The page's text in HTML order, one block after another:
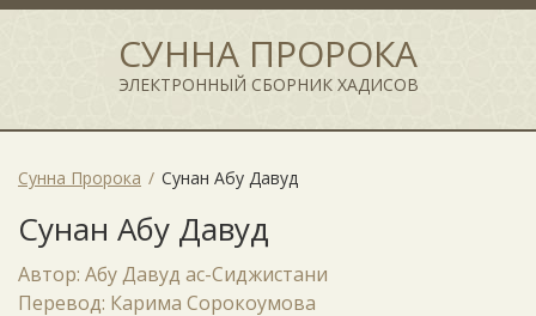
СУННА ПРОРОКА
ЭЛЕКТРОННЫЙ СБОРНИК ХАДИСОВ
Сунна Пророка Сунан Абу Давуд
Сунан Абу Давуд
Автор: Абу Давуд ас-Сиджистани
Перевод: Карима Сорокоумова